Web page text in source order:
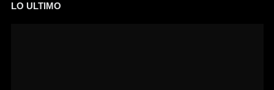
LO ULTIMO